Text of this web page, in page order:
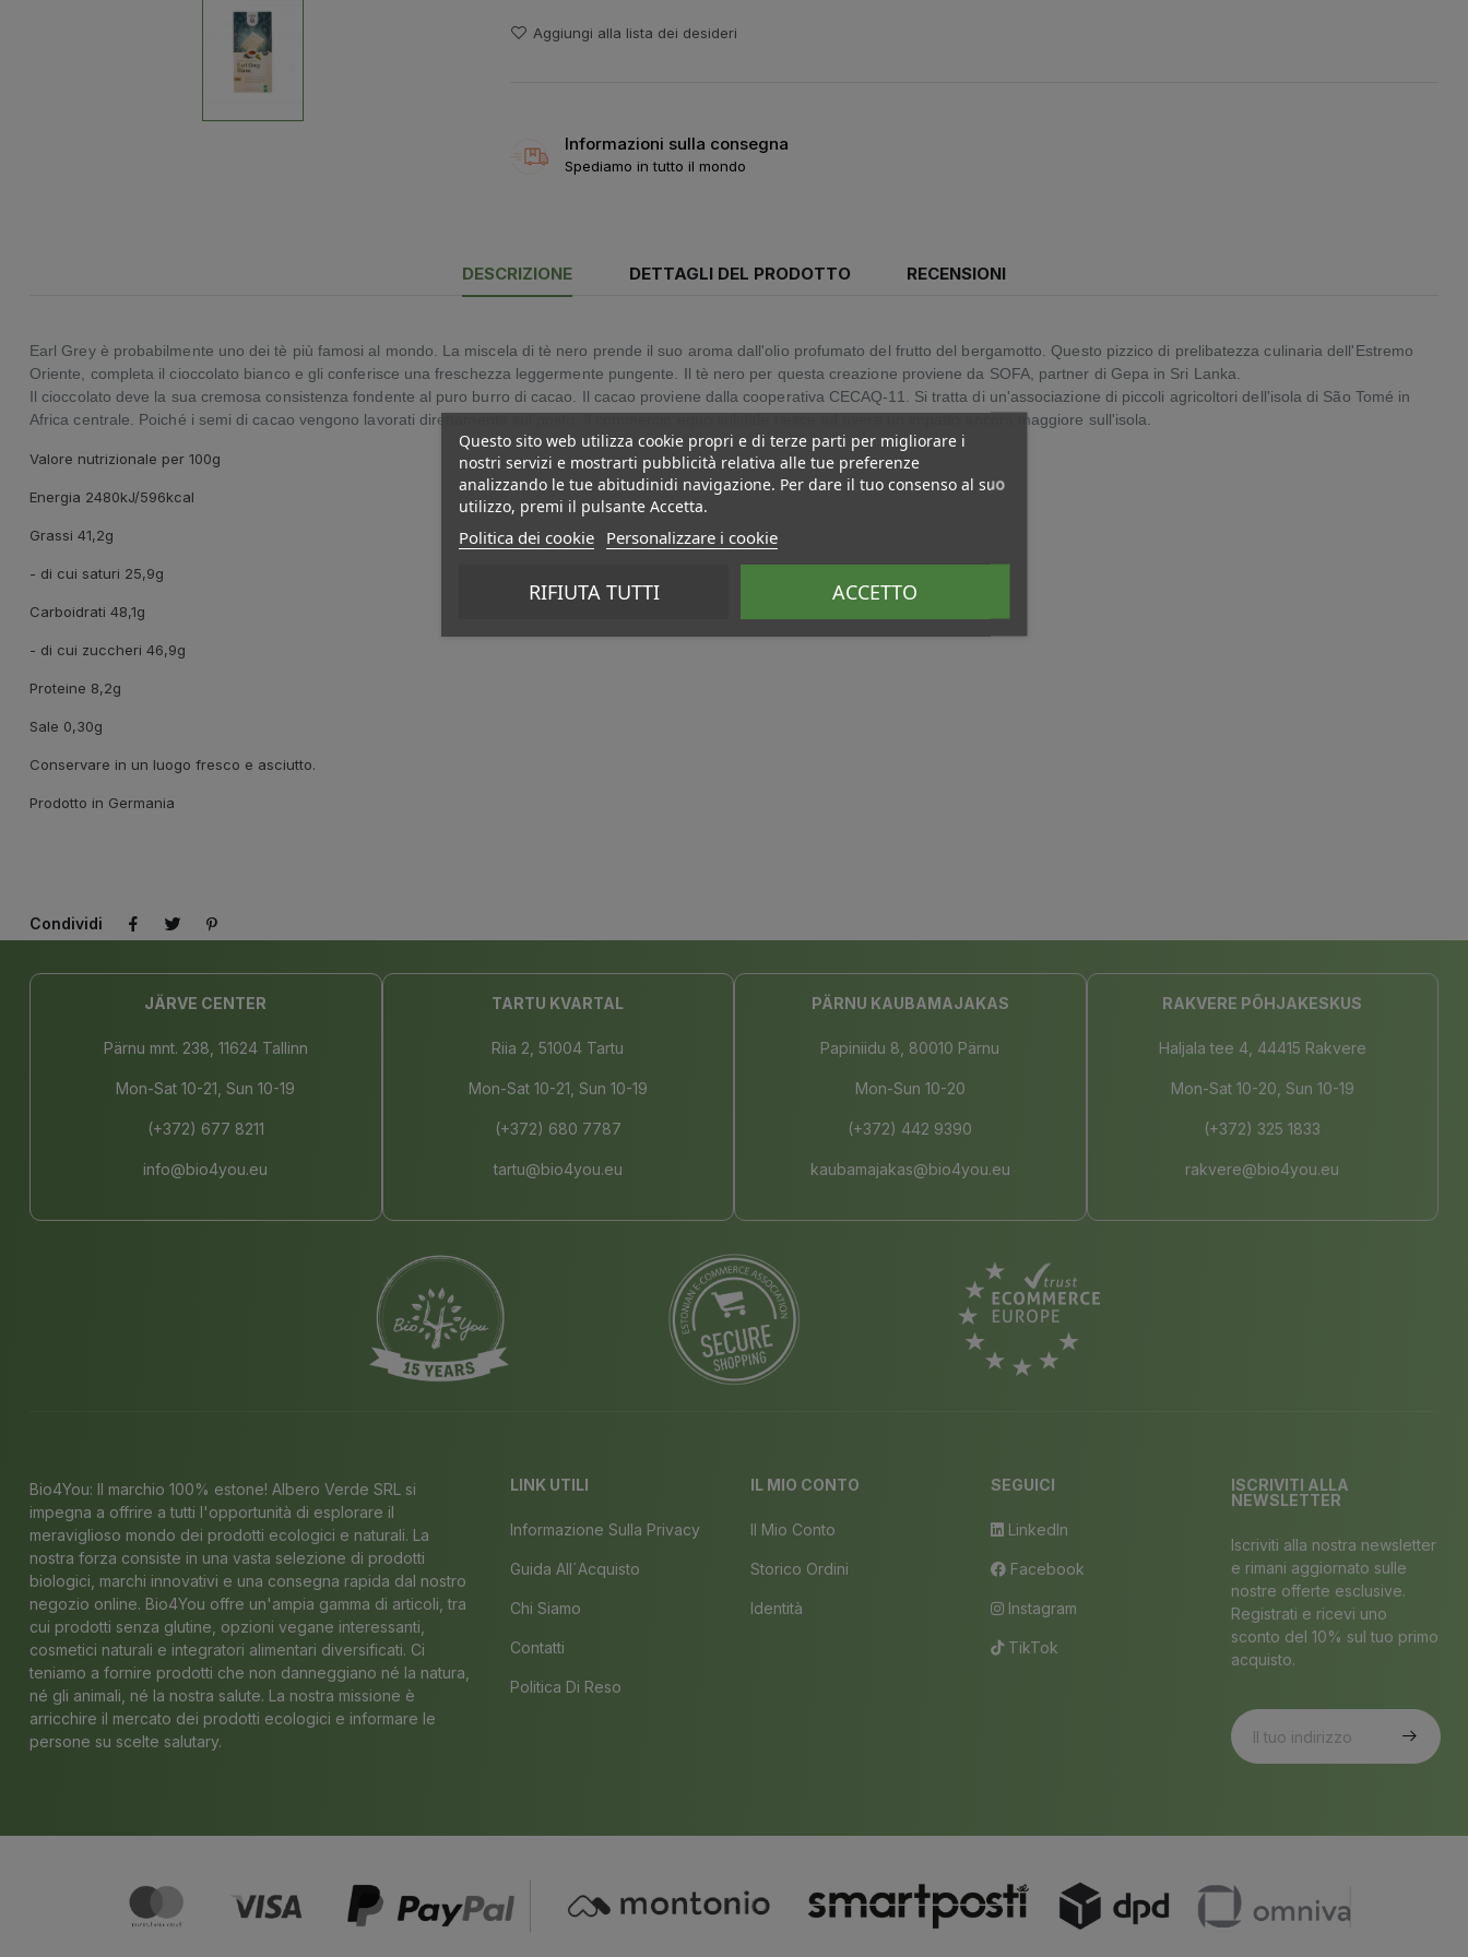
Aggiungi alla lista dei desideri
Informazioni sulla consegna
Spediamo in tutto il mondo
DESCRIZIONE DETTAGLI DEL PRODOTTO RECENSIONI
Earl Grey è probabilmente uno dei tè più famosi al mondo. La miscela di tè nero prende il suo aroma dall'olio profumato del frutto del bergamotto. Questo pizzico di prelibatezza culinaria dell'Estremo
Oriente, completa il cioccolato bianco e gli conferisce una freschezza leggermente pungente. Il tè nero per questa creazione proviene da SOFA, partner di Gepa in Sri Lanka.
Il cioccolato deve la sua cremosa consistenza fondente al puro burro di cacao. Il cacao proviene dalla cooperativa CECAQ-11. Si tratta di un'associazione di piccoli agricoltori dell'isola di São Tomé in
Africa centrale. Poiché i semi di cacao vengono lavorati direttamente sul posto, il commercio equo solidale riesce ad avere un impatto ancora maggiore sull'isola.
Valore nutrizionale per 100g
Energia 2480kJ/596kcal
Grassi 41,2g
- di cui saturi 25,9g
Carboidrati 48,1g
- di cui zuccheri 46,9g
Proteine 8,2g
Sale 0,30g
Conservare in un luogo fresco e asciutto.
Prodotto in Germania
Condividi
JÄRVE CENTER
Pärnu mnt. 238, 11624 Tallinn
Mon-Sat 10-21, Sun 10-19
(+372) 677 8211
info@bio4you.eu
TARTU KVARTAL
Riia 2, 51004 Tartu
Mon-Sat 10-21, Sun 10-19
(+372) 680 7787
tartu@bio4you.eu
PÄRNU KAUBAMAJAKAS
Papiniidu 8, 80010 Pärnu
Mon-Sun 10-20
(+372) 442 9390
kaubamajakas@bio4you.eu
RAKVERE PÕHJAKESKUS
Haljala tee 4, 44415 Rakvere
Mon-Sat 10-20, Sun 10-19
(+372) 325 1833
rakvere@bio4you.eu
Bio4You: Il marchio 100% estone! Albero Verde SRL si
impegna a offrire a tutti l'opportunità di esplorare il
meraviglioso mondo dei prodotti ecologici e naturali. La
nostra forza consiste in una vasta selezione di prodotti
biologici, marchi innovativi e una consegna rapida dal nostro
negozio online. Bio4You offre un'ampia gamma di articoli, tra
cui prodotti senza glutine, opzioni vegane interessanti,
cosmetici naturali e integratori alimentari diversificati. Ci
teniamo a fornire prodotti che non danneggiano né la natura,
né gli animali, né la nostra salute. La nostra missione è
arricchire il mercato dei prodotti ecologici e informare le
persone su scelte salutary.
LINK UTILI
Informazione Sulla Privacy
Guida All´acquisto
Chi Siamo
Contatti
Politica Di Reso
IL MIO CONTO
Il Mio Conto
Storico Ordini
Identità
SEGUICI
LinkedIn
Facebook
Instagram
TikTok
ISCRIVITI ALLA
NEWSLETTER
Iscriviti alla nostra newsletter
e rimani aggiornato sulle
nostre offerte esclusive.
Registrati e ricevi uno
sconto del 10% sul tuo primo
acquisto.
Questo sito web utilizza cookie propri e di terze parti per migliorare i
nostri servizi e mostrarti pubblicità relativa alle tue preferenze
analizzando le tue abitudinidi navigazione. Per dare il tuo consenso al suo
utilizzo, premi il pulsante Accetta.
Politica dei cookie Personalizzare i cookie
RIFIUTA TUTTI ACCETTO